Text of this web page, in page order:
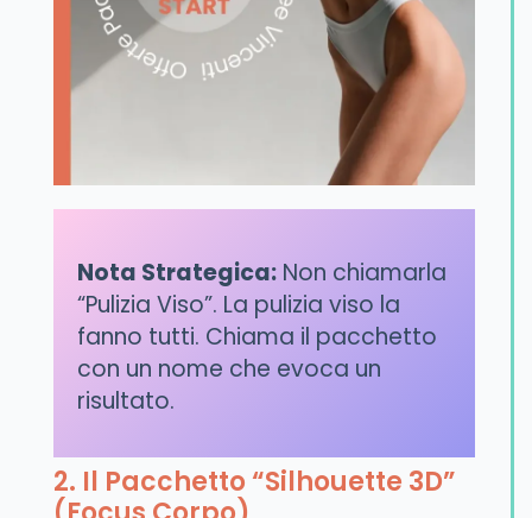
Nota Strategica: Non chiamarla
“Pulizia Viso”. La pulizia viso la
fanno tutti. Chiama il pacchetto
con un nome che evoca un
risultato.
2. Il Pacchetto “Silhouette 3D”